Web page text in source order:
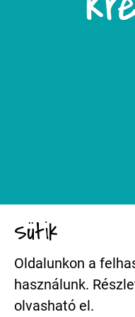
Sütik
Oldalunkon a
használunk.
olvasható el.